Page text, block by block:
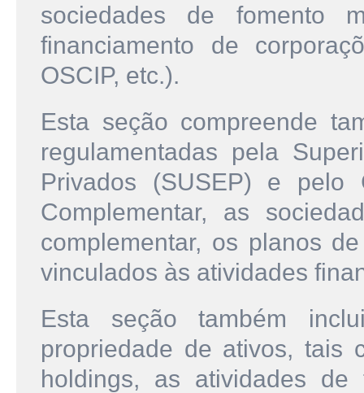
sociedades de fomento
financiamento de
OSCIP, etc.).
Esta seção compreende
regulamentadas pela
Privados (SUSEP) e pelo
Complementar, as
complementar, os planos
vinculados às atividades
Esta seção também
propriedade de ativos, tais
holdings, as atividades